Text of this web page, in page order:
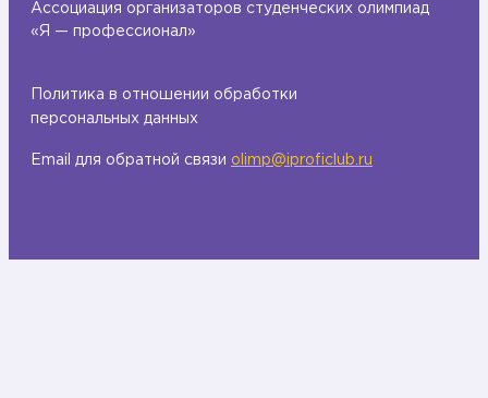
Ассоциация организаторов студенческих олимпиад
«Я — профессионал»
Политика в отношении обработки
персональных данных
Email для обратной связи olimp@iproficlub.ru